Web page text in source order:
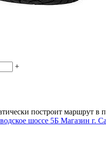
+
построит маршрут в
шоссе 5Б Магазин г.